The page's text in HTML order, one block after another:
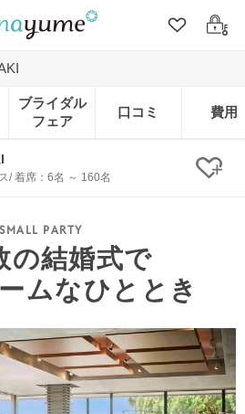
クリップ
ログ
ブライダル
フェア
口コミ 費用
/ 着席：6名 ～ 160名 ク
の結婚式で
ムなひととき